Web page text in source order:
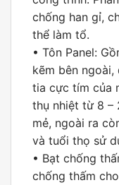
chống han gỉ,
thể làm tổ.
• Tôn Panel:
kẽm bên
tia cực tím của
thụ nhiệt từ 8 –
mẻ, ngoài ra
và tuổi thọ sử
• Bạt chống
chống thấm